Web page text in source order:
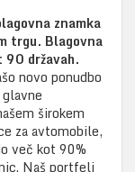
znamka
trgu. Blagovna
90 državah.
novo ponudbo
širokem
za avtomobile,
več kot 90%
Naš portfelj